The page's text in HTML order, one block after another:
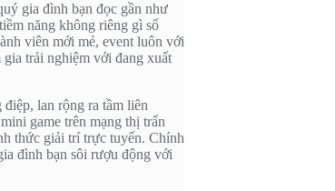
gia đình bạn đọc gần như
năng không riêng gì số
viên mới mẻ, event luôn với
trải nghiệm với đang xuất
lan rộng ra tầm liên
game trên mạng thị trấn
thức giải trí trực tuyến. Chính
đình bạn sôi rượu động với